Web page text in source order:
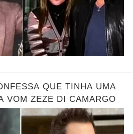
QUE TINHA UMA
VOM ZEZE DI CAMARGO